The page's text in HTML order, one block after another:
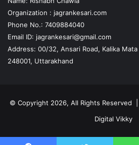
Organization : jagrankesari.com
Phone No.: 7409884040
Email ID: jagrankesari@gmail.com
Address: 00/32, Ansari Road, Kalika
248001, Uttarakhand
© Copyright 2026, All Rights Reserved |
Digital Vikky